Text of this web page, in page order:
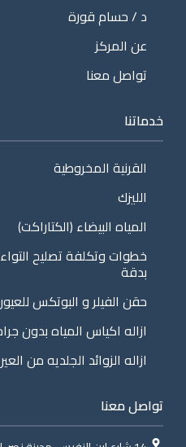
د / حسام قورة
عن المركز
تواصل معنا
خدماتنا
القرنية المخروطية
الليزك
المياه البيضاء (الكتاراكت)
خطوات وتكلفة تصليح
بدقة
حقن الفيلر و البوتكس
ازاله اكياس المياه بدون
ازاله الزوائد الجلديه من
تواصل معنا